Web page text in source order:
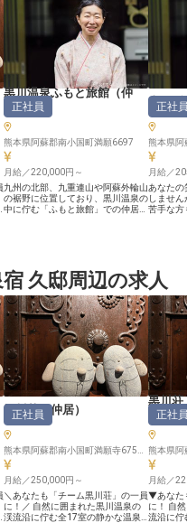
黒川温泉ふもと旅館（仲
居）
正社員
熊本県阿蘇郡南小国町満願6697
月給／220,000円～
九州の北部、九重連山や阿蘇外輪山
の裾野に位置しており、黒川温泉の
中に佇む「ふもと旅館」での仲居さ
以上の高給与！昇給があるので、頑
張った分だけ評価してもらえる環境
です。個室寮を完備していて、家具
も揃っているので即入居が可能で
す。※この求人は2021年6月23日の
情報です
山みず
正社員
月給／
あなたの
しませ
苦手な方
みず木
せせらぎ
た宿です
ふんだ
います
日時点の
久邸周辺の求人
黒川荘（仲居）
正社員
月給／250,000円～
＼あなたも「チーム黒川荘」の一員
に！／ 自然に囲まれた黒川温泉の
渓流沿に佇む全17室の静かな温泉
黒川荘
場）
正社員
月給／
▼あなた
に！ 自
流沿に佇